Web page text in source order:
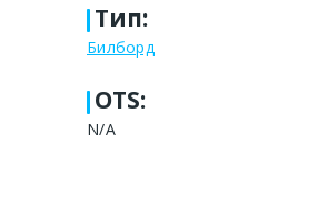
Тип:
Билборд
OTS:
N/A